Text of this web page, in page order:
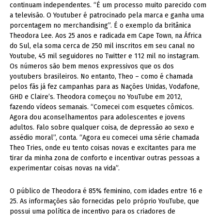
continuam independentes. “É um processo muito parecido com
a televisão. O Youtuber é patrocinado pela marca e ganha uma
porcentagem no merchandising”. É o exemplo da britânica
Theodora Lee. Aos 25 anos e radicada em Cape Town, na África
do Sul, ela soma cerca de 250 mil inscritos em seu canal no
Youtube, 45 mil seguidores no Twitter e 112 mil no instagram.
Os números são bem menos expressivos que os dos
youtubers brasileiros. No entanto, Theo – como é chamada
pelos fãs já fez campanhas para as Nações Unidas, Vodafone,
GHD e Claire’s. Theodora começou no YouTube em 2012,
fazendo vídeos semanais. “Comecei com esquetes cômicos.
Agora dou aconselhamentos para adolescentes e jovens
adultos. Falo sobre qualquer coisa, de depressão ao sexo e
assédio moral”, conta. “Agora eu comecei uma série chamada
Theo Tries, onde eu tento coisas novas e excitantes para me
tirar da minha zona de conforto e incentivar outras pessoas a
experimentar coisas novas na vida”.
O público de Theodora é 85% feminino, com idades entre 16 e
25. As informações são fornecidas pelo próprio YouTube, que
possui uma política de incentivo para os criadores de